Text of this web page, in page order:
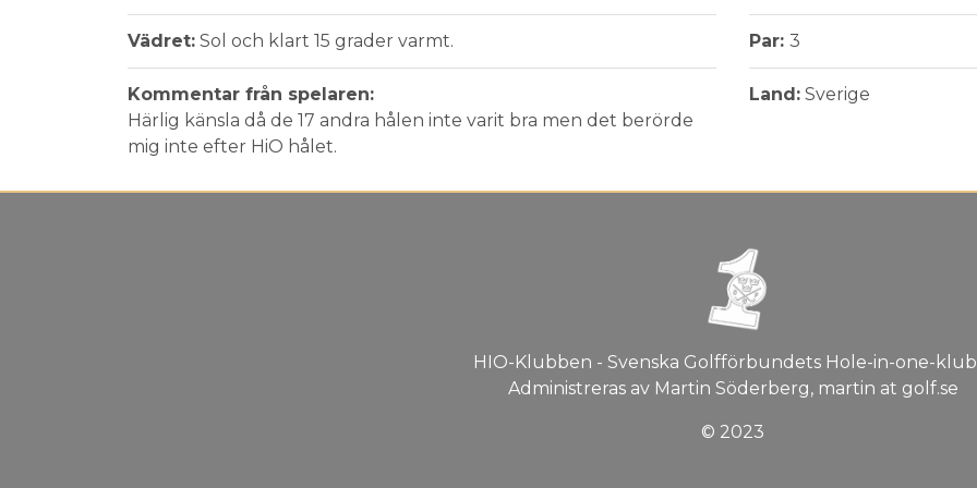
Vädret: Sol och klart 15 grader varmt.
Kommentar från spelaren:
Härlig känsla då de 17 andra hålen inte varit bra men det berörde
mig inte efter HiO hålet.
Par: 3
Land: Sverige
HIO-Klubben - Svenska Golfförbundets Hole-in-one-
Administreras av Martin Söderberg, martin at golf.se
© 2023